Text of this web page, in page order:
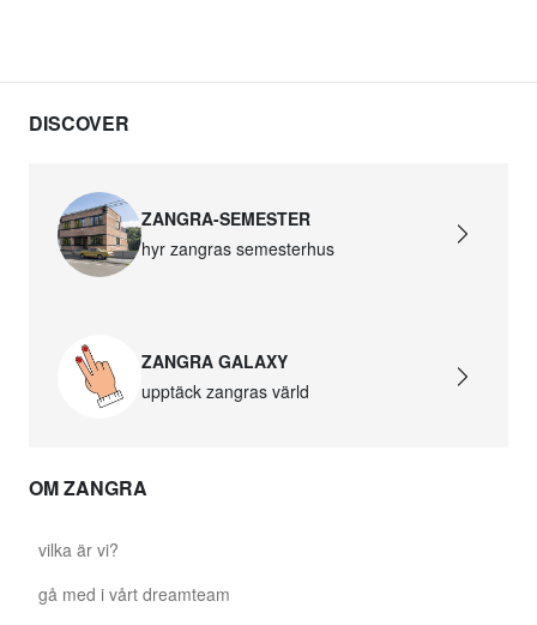
DISCOVER
ZANGRA-SEMESTER
hyr zangras semesterhus
ZANGRA GALAXY
upptäck zangras värld
OM ZANGRA
vilka är vi?
gå med i vårt dreamteam